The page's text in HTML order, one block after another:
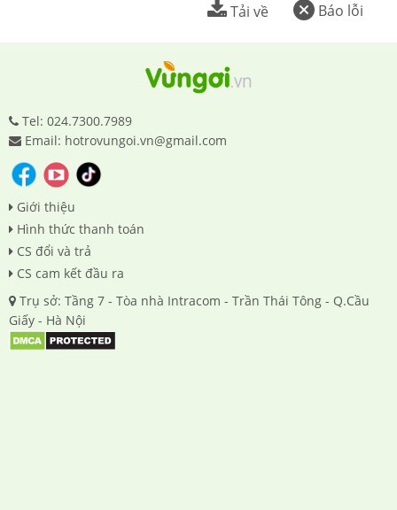
Báo lỗi
Tải về
Tel: 024.7300.7989
Email: hotrovungoi.vn@gmail.com
Giới thiệu
Hình thức thanh toán
CS đổi và trả
CS cam kết đầu ra
Trụ sở: Tầng 7 - Tòa nhà Intracom - Trần Thái Tông - Q.Cầu
Giấy - Hà Nội